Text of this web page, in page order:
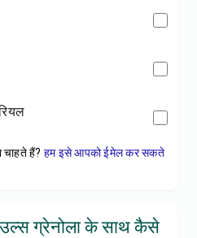
चाहते हैं? हम इसे आपको ईमेल कर सकते
ग्रेनोला के साथ कैसे